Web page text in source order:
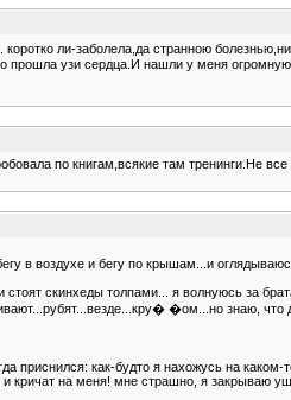
ли-заболела,да странною
прошла узи сердца.И нашли у меня
по книгам,всякие там тренинги.Не
в воздухе и бегу по крышам...и
скинхеды толпами... я волнуюсь за
�ом...но знаю,
приснился: как-будто я нахожусь на
кричат на меня! мне страшно, я закрываю